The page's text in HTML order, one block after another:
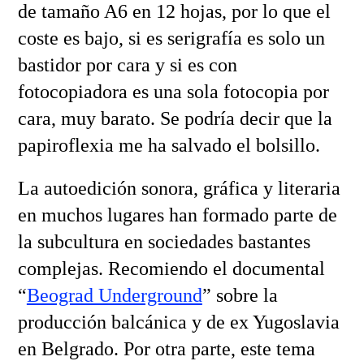
de tamaño A6 en 12 hojas, por lo que el
coste es bajo, si es serigrafía es solo un
bastidor por cara y si es con
fotocopiadora es una sola fotocopia por
cara, muy barato. Se podría decir que la
papiroflexia me ha salvado el bolsillo.
La autoedición sonora, gráfica y literaria
en muchos lugares han formado parte de
la subcultura en sociedades bastantes
complejas. Recomiendo el documental
“Beograd Underground” sobre la
producción balcánica y de ex Yugoslavia
en Belgrado. Por otra parte, este tema